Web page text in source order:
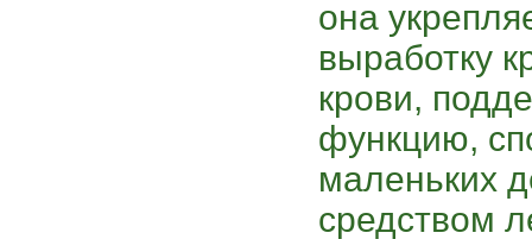
она
выработку
крови,
функцию,
маленьких
средством